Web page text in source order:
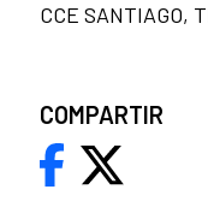
CCE SANTIAGO,
COMPARTIR